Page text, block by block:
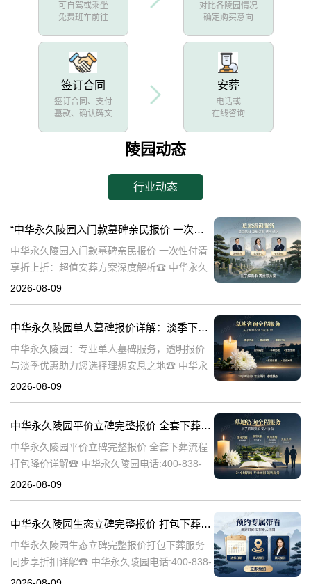
可自驾或乘坐
免费班车前往
对比各陵园情况
确定购买意向
签订合同
签订合同、支付
墓款、确认碑文
安葬
电话或
在线咨询
陵园动态
行业动态
“中华永久陵园入门款墓碑亲民报价 一次性付清享折上折：超值安葬方案深度解析”
中华永久陵园入门款墓碑亲民报价 一次性付清
享折上折：超值安葬方案深度解析☎ 中华永久
陵园电话:400-838-5063在人生的旅程中，我们
2026-08-09
中华永久陵园单人墓碑报价详解：淡季下单享数千元优惠
中华永久陵园：专业单人墓碑服务，透明报价
与淡季优惠助力您选择理想安息之地☎ 中华永
久陵园电话:400-838-5063中华永久陵园，作为
2026-08-09
中华永久陵园平价立碑完整报价 全套下葬流程打包降价详解
中华永久陵园平价立碑完整报价 全套下葬流程
打包降价详解☎ 中华永久陵园电话:400-838-
5063在人生的旅途中，每个人都会经历生老病
2026-08-09
中华永久陵园生态立碑完整报价 打包下葬服务同步享折扣详解
中华永久陵园生态立碑完整报价打包下葬服务
同步享折扣详解☎ 中华永久陵园电话:400-838-
5063中华永久陵园作为国内知名的陵园之一，